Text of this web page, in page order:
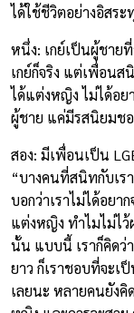
ได้ใช้ชีวิตอย่างอิสร
หนึ่ง: เกย์เป็นผู้ชาย
เกย์ก็จริง แต่เพื่อนส
ได้แต่งหญิง ไม่ได้อย
ผู้ชาย แค่มีรสนิยมช
สอง: มีเพื่อนเป็น
“บางคนที่สนิทกับเร
บอกว่าเราไม่ได้อย
แต่งหญิง ทำไมไม่ไ
นั้น แบบนี้ เราก็คิดว่
ยาว ก็เราชอบที่จะ
เลยนะ หลายคนยัง